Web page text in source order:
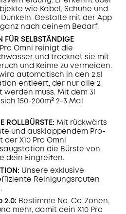
wie Kabel, Schuhe und
Gestalte mit der App
nach deinem Bedarf.
SELBSTÄNDIGE
Pro Omni reinigt die
und trocknet sie mit
und Keime zu vermeiden.
automatisch in den 2,5l
entleert, der nur alle 2
muss. Mit dem 3l
150-200m² 2-3 Mal
ROLLBÜRSTE: Mit rückwärts
und ausklappendem Pro-
X10 Pro Omni
die Bürste von
dein Eingreifen.
: Unsere exklusive
Reinigungsrouten
2.0: Bestimme No-Go-Zonen,
mehr, damit dein X10 Pro